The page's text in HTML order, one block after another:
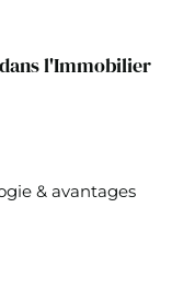
l'Immobilier
& avantages